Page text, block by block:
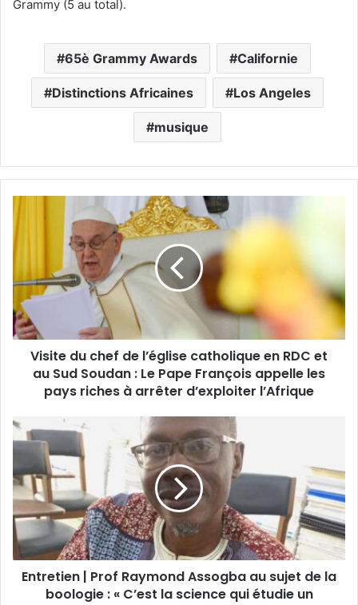
Grammy (5 au total).
65è Grammy Awards Californie
Distinctions Africaines Los Angeles
musique
Visite du chef de l’église catholique en RDC et
au Sud Soudan : Le Pape François appelle les
pays riches à arrêter d’exploiter l’Afrique
Entretien | Prof Raymond Assogba au sujet de la
boologie : « C’est la science qui étudie un